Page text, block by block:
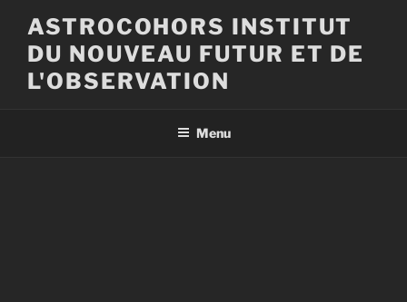
contenu
principal
ASTROCOHORS INSTITUT
DU NOUVEAU FUTUR ET DE
L'OBSERVATION
Menu